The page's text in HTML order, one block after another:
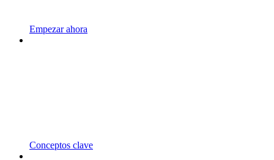
Empezar ahora
Conceptos clave